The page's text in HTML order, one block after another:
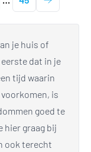
je huis of
dat in je
tijd waarin
is
goed te
hier graag bij
ook terecht